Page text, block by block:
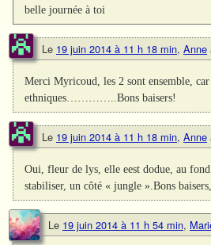
belle journée à toi
Le 19 juin 2014 à 11 h 18 min, Anne
Merci Myricoud, les 2 sont ensemble,
ethniques…………..Bons baisers!
Le 19 juin 2014 à 11 h 18 min, Anne
Oui, fleur de lys, elle eest dodue, au
stabiliser, un côté « jungle ».Bons
Le 19 juin 2014 à 11 h 54 min,